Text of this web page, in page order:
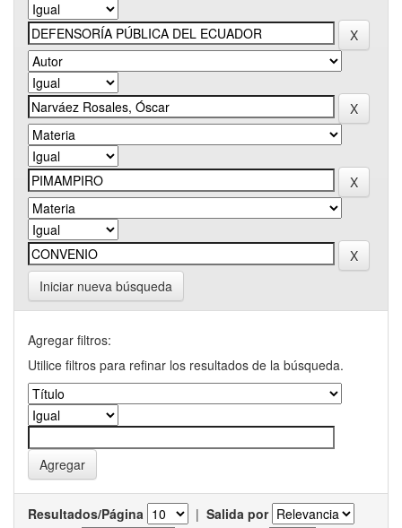
Iniciar nueva búsqueda
Agregar filtros:
Utilice filtros para refinar los resultados de la búsqueda.
Resultados/Página | Salida por